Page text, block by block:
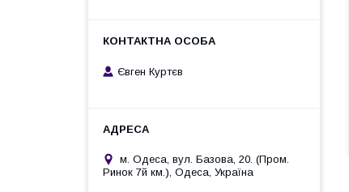
Євген Куртєв
м. Одеса, вул. Базова, 20. (Пром.
Ринок 7й км.), Одеса, Україна